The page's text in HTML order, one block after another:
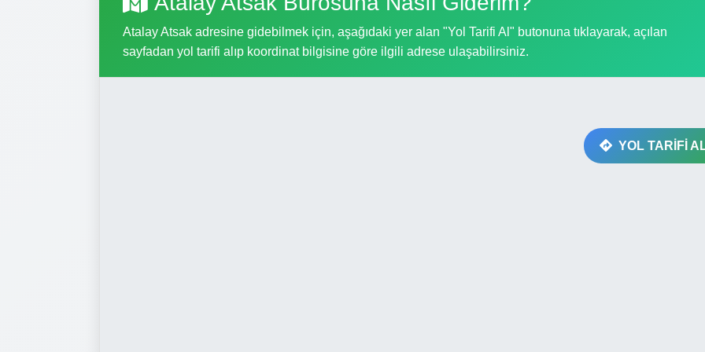
Atalay Atsak adresine gidebilmek için, aşağıdaki yer alan "Yol Tarifi Al" butonuna tıklayarak, açılan
sayfadan yol tarifi alıp koordinat bilgisine göre ilgili adrese ulaşabilirsiniz.
YOL TARİFİ